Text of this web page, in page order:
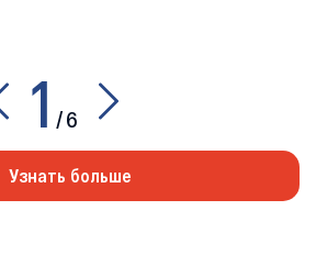
1 /6
Узнать больше